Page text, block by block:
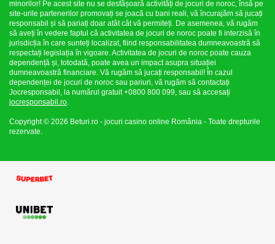
minorilor! Pe acest site nu se desfășoară activități de jocuri de noroc, însă pe
site-urile partenerilor promovați se joacă cu bani reali, vă încurajăm să jucați
responsabil și să pariați doar atât cât vă permiteți. De asemenea, vă rugăm
să aveți în vedere faptul că activitatea de jocuri de noroc poate fi interzisă în
jurisdicția în care sunteți localizat, fiind responsabilitatea dumneavoastră să
respectați legislația în vigoare. Activitatea de jocuri de noroc poate cauza
dependență și, totodată, poate avea un impact asupra situației
dumneavoastră financiare. Vă rugăm să jucați responsabil! În cazul
dependenței de jocuri de noroc sau pariuri, vă rugăm să contactați
Jocresponsabil, la numărul gratuit +0800 800 099, sau să accesați
jocresponsabil.ro.
Copyright © 2026 Beturi.ro - jocuri casino online România - Toate drepturile
rezervate.